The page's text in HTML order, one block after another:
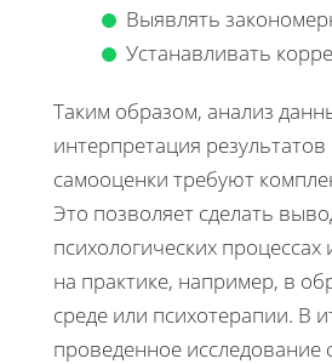
Выявлять
Устанавливать
Таким образом, анализ
интерпретация
самооценки требуют
Это позволяет сделать
психологических
на практике, например, в
среде или психотерапии. В
проведенное исследование